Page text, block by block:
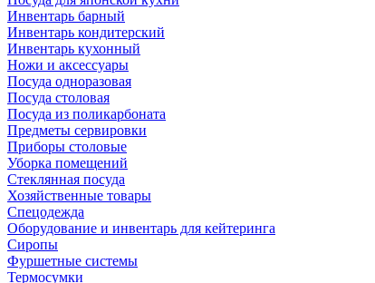
Инвентарь барный
Инвентарь кондитерский
Инвентарь кухонный
Ножи и аксессуары
Посуда одноразовая
Посуда столовая
Посуда из поликарбоната
Предметы сервировки
Приборы столовые
Уборка помещений
Стеклянная посуда
Хозяйственные товары
Спецодежда
Оборудование и инвентарь для кейтеринга
Сиропы
Фуршетные системы
Термосумки